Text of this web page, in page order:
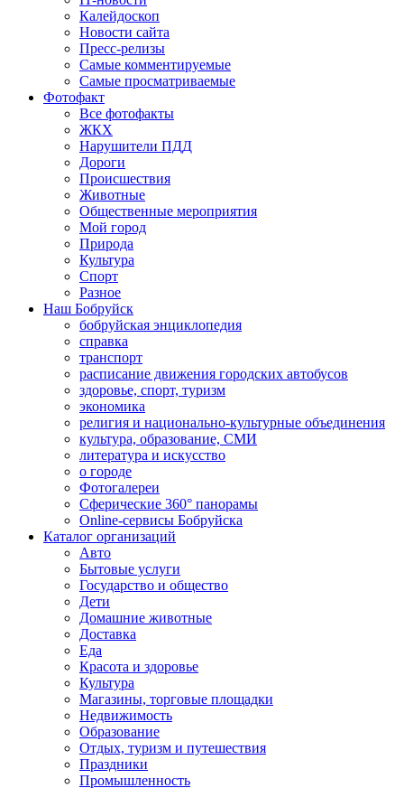
Калейдоскоп
Новости сайта
Пресс-релизы
Самые комментируемые
Самые просматриваемые
Фотофакт
Все фотофакты
ЖКХ
Нарушители ПДД
Дороги
Происшествия
Животные
Общественные мероприятия
Мой город
Природа
Культура
Спорт
Разное
Наш Бобруйск
бобруйская энциклопедия
справка
транспорт
расписание движения городских автобусов
здоровье, спорт, туризм
экономика
религия и национально-культурные объединения
культура, образование, СМИ
литература и искусство
о городе
Фотогалереи
Сферические 360° панорамы
Online-сервисы Бобруйска
Каталог организаций
Авто
Бытовые услуги
Государство и общество
Дети
Домашние животные
Доставка
Еда
Красота и здоровье
Культура
Магазины, торговые площадки
Недвижимость
Образование
Отдых, туризм и путешествия
Праздники
Промышленность